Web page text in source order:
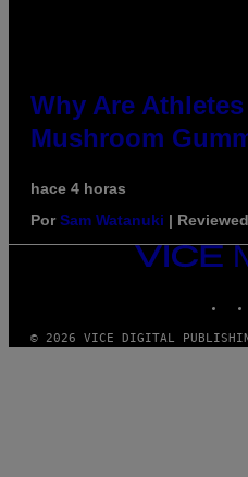
Why Are
Mushroom
hace 4 horas
PorSam Watanuki |
VICE
MEDIA
© 2026 VICE DIGITAL